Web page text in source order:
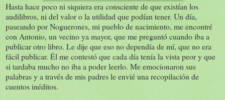
Hasta hace poco ni siquiera era consciente de que existían los
audilibros, ni del valor o la utilidad que podían tener. Un día,
paseando por Noguerones, mi pueblo de nacimiento, me encontré
con Antonio, un vecino ya mayor, que me preguntó cuando iba a
publicar otro libro. Le dije que eso no dependía de mí, que no era
fácil publicar. Él me contestó que cada día tenía la vista peor y que
si tardaba mucho no iba a poder leerlo. Me emocionaron sus
palabras y a través de mis padres le envié una recopilación de
cuentos inéditos.